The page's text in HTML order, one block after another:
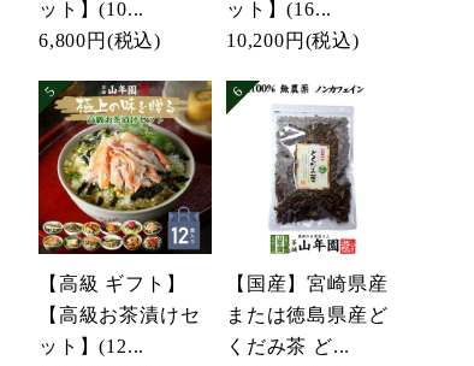
ット】(10...
6,800円 (税込)
ット】(16...
10,200円 (税込)
【高級 ギフト】
【高級お茶漬けセ
ット】(12...
【国産】宮崎県産
または徳島県産ど
くだみ茶 ど...